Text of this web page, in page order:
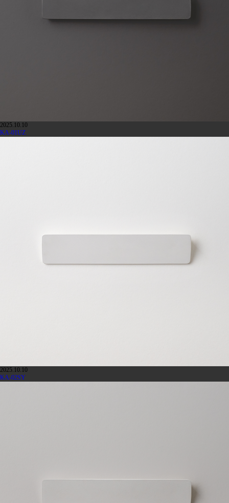
2025.10.10
KA-01UZ
2025.10.10
KA-02SY